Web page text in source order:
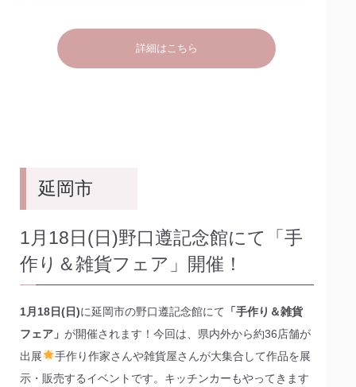
詳細はこちら
延岡市
1月18日(日)野口遵記念館にて「手
作り＆雑貨フェア」開催！
1月18日(日)に延岡市の野口遵記念館にて
「手作り＆雑貨
フェア」 が開催されます！今回は、県内外から約36店舗が
出展
手作り作家さんや雑貨屋さんが大集合して作品を展
示・販売するイベントです。キッチンカーもやってきます